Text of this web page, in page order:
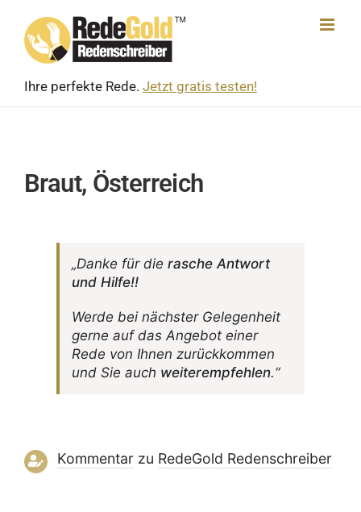
content
Ihre perfekte Rede. Jetzt gratis testen!
Braut, Österreich
„Danke für die rasche Antwort
und Hilfe!!
Werde bei nächster Gele­gen­heit
gerne auf das Angebot einer
Rede von Ihnen zurück­kommen
und Sie auch weiter­emp­fehlen.“
Kommentarzu RedeGold Reden­schreiber